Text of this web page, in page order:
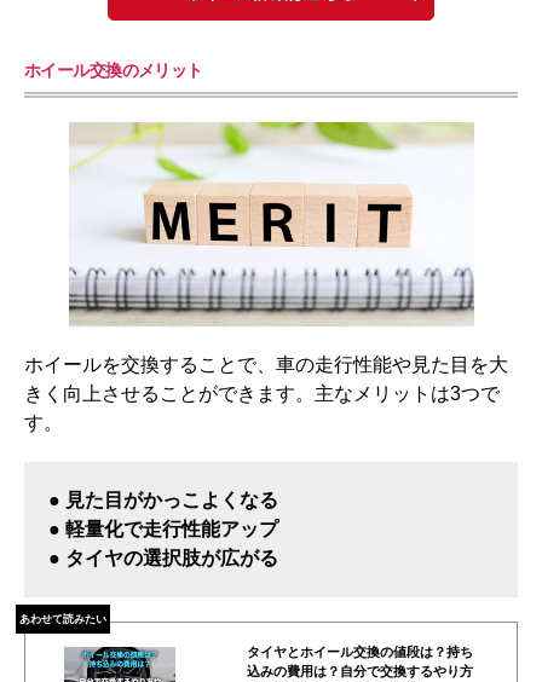
ホイール交換のメリット
ホイールを交換することで、車の走行性能や見た目を大
きく向上させることができます。主なメリットは3つで
す。
● 見た目がかっこよくなる
● 軽量化で走行性能アップ
● タイヤの選択肢が広がる
あわせて読みたい
タイヤとホイール交換の値段は？持ち
込みの費用は？自分で交換するやり方